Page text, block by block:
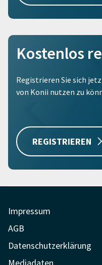
Kostenlos
Registrieren Sie sich
von Konii nutzen zu
REGISTRIEREN
Impressum
AGB
Datenschutzerklärung